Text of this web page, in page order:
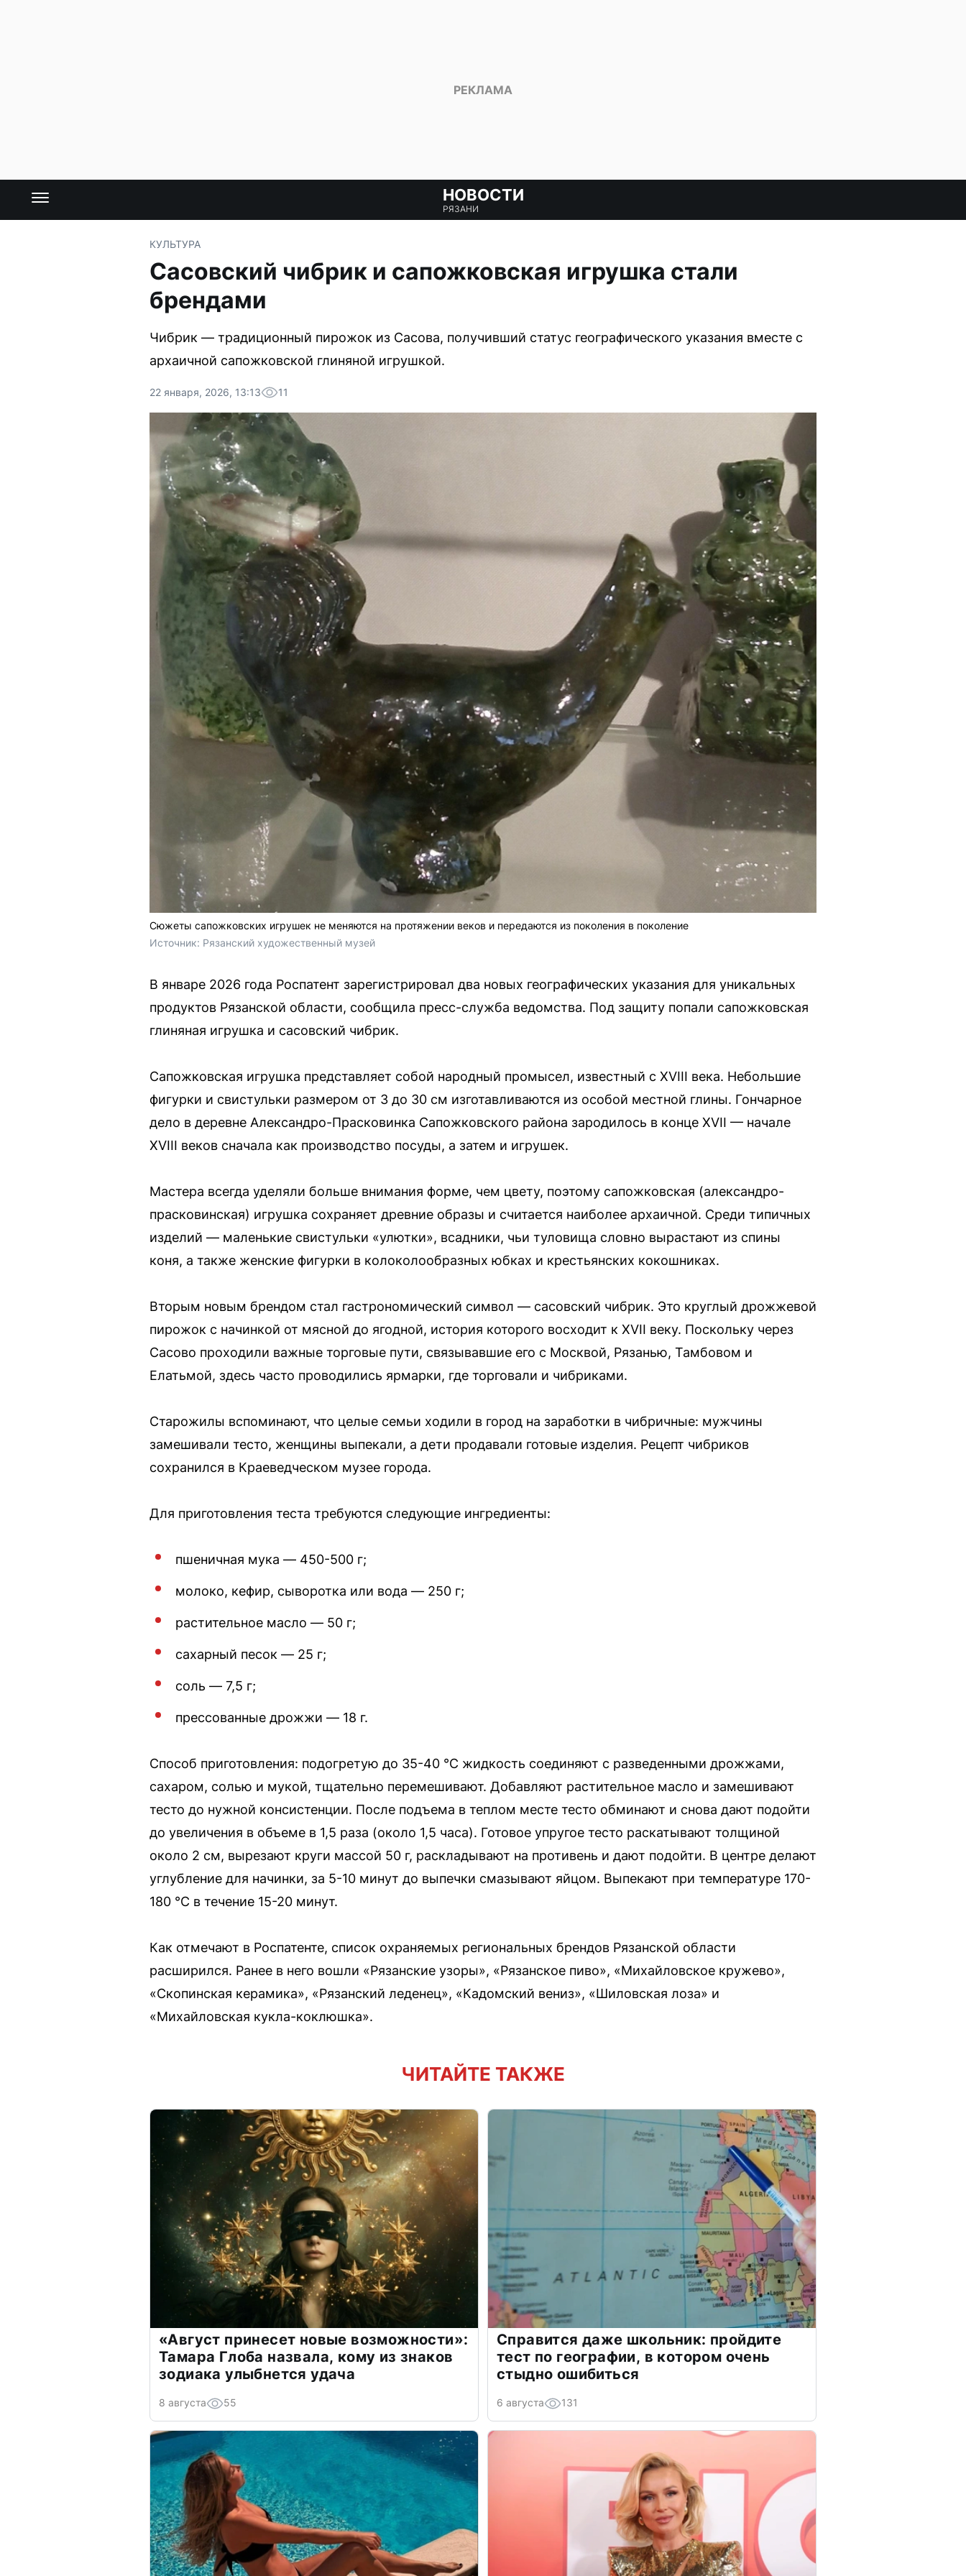
НОВОСТИ
РЯЗАНИ
КУЛЬТУРА
Сасовский чибрик и сапожковская игрушка стали
брендами
Чибрик — традиционный пирожок из Сасова, получивший статус географического указания вместе с
архаичной сапожковской глиняной игрушкой.
22 января, 2026, 13:13 11
Сюжеты сапожковских игрушек не меняются на протяжении веков и передаются из поколения в поколение
Источник: Рязанский художественный музей
В январе 2026 года Роспатент зарегистрировал два новых географических указания для уникальных
продуктов Рязанской области, сообщила пресс-служба ведомства. Под защиту попали сапожковская
глиняная игрушка и сасовский чибрик.
Сапожковская игрушка представляет собой народный промысел, известный с XVIII века. Небольшие
фигурки и свистульки размером от 3 до 30 см изготавливаются из особой местной глины. Гончарное
дело в деревне Александро-Прасковинка Сапожковского района зародилось в конце XVII — начале
XVIII веков сначала как производство посуды, а затем и игрушек.
Мастера всегда уделяли больше внимания форме, чем цвету, поэтому сапожковская (александро-
прасковинская) игрушка сохраняет древние образы и считается наиболее архаичной. Среди типичных
изделий — маленькие свистульки «улютки», всадники, чьи туловища словно вырастают из спины
коня, а также женские фигурки в колоколообразных юбках и крестьянских кокошниках.
Вторым новым брендом стал гастрономический символ — сасовский чибрик. Это круглый дрожжевой
пирожок с начинкой от мясной до ягодной, история которого восходит к XVII веку. Поскольку через
Сасово проходили важные торговые пути, связывавшие его с Москвой, Рязанью, Тамбовом и
Елатьмой, здесь часто проводились ярмарки, где торговали и чибриками.
Старожилы вспоминают, что целые семьи ходили в город на заработки в чибричные: мужчины
замешивали тесто, женщины выпекали, а дети продавали готовые изделия. Рецепт чибриков
сохранился в Краеведческом музее города.
Для приготовления теста требуются следующие ингредиенты:
пшеничная мука — 450-500 г;
молоко, кефир, сыворотка или вода — 250 г;
растительное масло — 50 г;
сахарный песок — 25 г;
соль — 7,5 г;
прессованные дрожжи — 18 г.
Способ приготовления: подогретую до 35-40 °С жидкость соединяют с разведенными дрожжами,
сахаром, солью и мукой, тщательно перемешивают. Добавляют растительное масло и замешивают
тесто до нужной консистенции. После подъема в теплом месте тесто обминают и снова дают подойти
до увеличения в объеме в 1,5 раза (около 1,5 часа). Готовое упругое тесто раскатывают толщиной
около 2 см, вырезают круги массой 50 г, раскладывают на противень и дают подойти. В центре делают
углубление для начинки, за 5-10 минут до выпечки смазывают яйцом. Выпекают при температуре 170-
180 °С в течение 15-20 минут.
Как отмечают в Роспатенте, список охраняемых региональных брендов Рязанской области
расширился. Ранее в него вошли «Рязанские узоры», «Рязанское пиво», «Михайловское кружево»,
«Скопинская керамика», «Рязанский леденец», «Кадомский вениз», «Шиловская лоза» и
«Михайловская кукла-коклюшка».
ЧИТАЙТЕ ТАКЖЕ
«Август принесет новые возможности»:
Тамара Глоба назвала, кому из знаков
зодиака улыбнется удача
8 августа 55
Справится даже школьник: пройдите
тест по географии, в котором очень
стыдно ошибиться
6 августа 131